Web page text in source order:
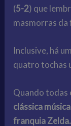
(5-2) que
masmorras da
Inclusive, há
quatro tochas
Quando todas
clássica
franquia Zelda.